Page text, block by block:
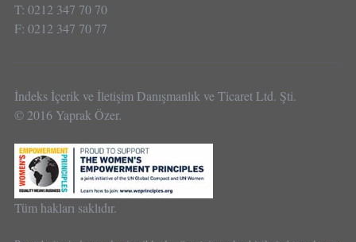
T: 0212 347 70 70
F: 0212 347 70 77
İndeks İçerik ve İletişim Danışmanlık ve Ticaret Ltd. Şti.
© 2016 Yaprak Özer.
Tüm hakları saklıdır.